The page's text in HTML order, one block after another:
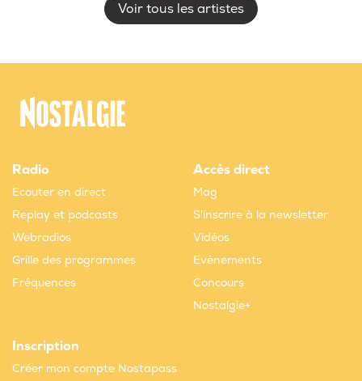
Voir tous les artistes
Radio
Ecouter en direct
Replay et podcasts
Webradios
Grille des programmes
Fréquences
Accès direct
Mag
S'inscrire à la newsletter
Vidéos
Evènements
Concours
Nostalgie+
Inscription
Créer mon compte Nostapass